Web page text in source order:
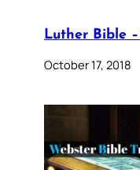
Luther Bible –
October 17, 2018